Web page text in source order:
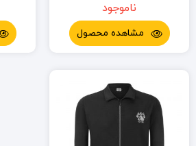
ناموجود
مشاهده محصول